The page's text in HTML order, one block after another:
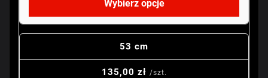
Wybierz opcje
53 cm
135,00 zł /szt.